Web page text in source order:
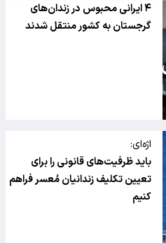
۴ ایرانی محبوس در زندان‌های
گرجستان به کشور منتقل شدند
اژه‌ای:
باید ظرفیت‌های قانونی را برای
تعیین تکلیف زندانیان مُعسر فراهم
کنیم